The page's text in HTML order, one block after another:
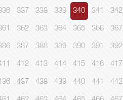
337 338 339 340 341 342
362 363 364 365 366 367
387 388 389 390 391 392
412 413 414 415 416 417
437 438 439 440 441 442